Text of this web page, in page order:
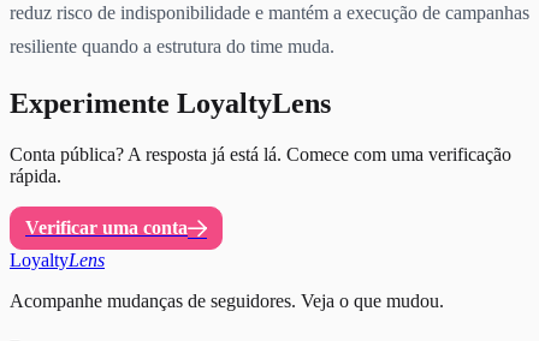
reduz risco de indisponibilidade e mantém a execução de campanhas
resiliente quando a estrutura do time muda.
Experimente LoyaltyLens
Conta pública? A resposta já está lá. Comece com uma verificação
rápida.
Verificar uma conta
LoyaltyLens
Acompanhe mudanças de seguidores. Veja o que mudou.